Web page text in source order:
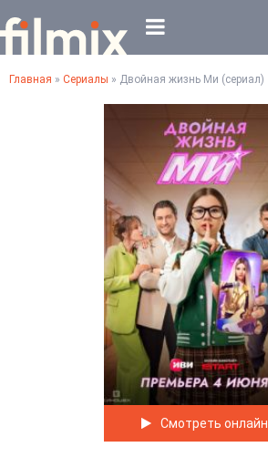
Главная » Сериалы » Двойная жизнь Ми (сериал)
Смотреть онлайн